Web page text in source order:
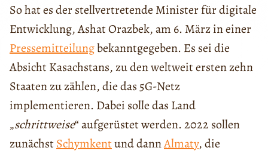
So hat es der stellvertretende Minister für digitale
Entwicklung, Ashat Orazbek, am 6. März in einer
Pressemitteilungbekanntgegeben. Es sei die
Absicht Kasachstans, zu den weltweit ersten zehn
Staaten zu zählen, die das 5G-Netz
implementieren. Dabei solle das Land
„schrittweise“ aufgerüstet werden. 2022 sollen
zunächstSchymkentund dannAlmaty, die